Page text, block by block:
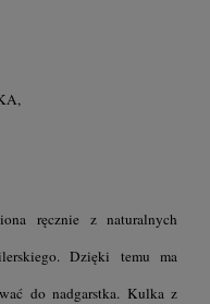
ręcznie z naturalnych
Dzięki temu ma
do nadgarstka. Kulka z